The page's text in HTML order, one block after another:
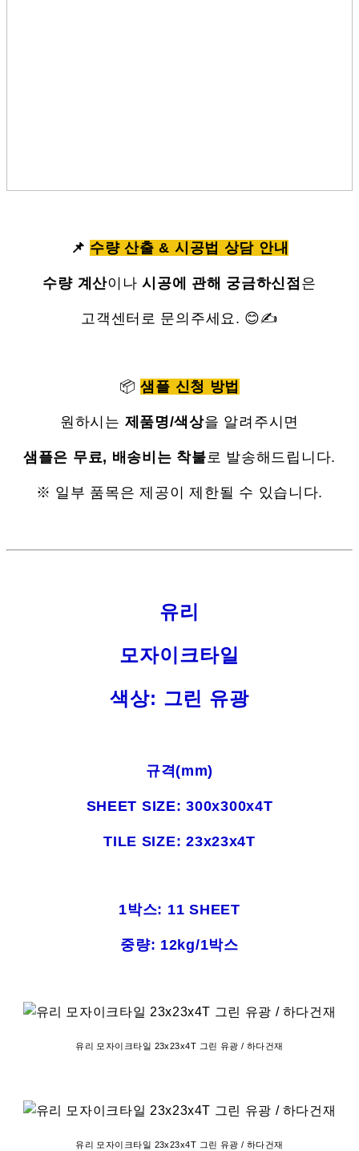
📌 수량 산출 & 시공법 상담 안내
수량 계산이나시공에 관해 궁금하신점 은
고객센터로 문의주세요. 😊✍
📦샘플 신청 방법
원하시는 제품명/색상을 알려주시면
샘플은 무료, 배송비는 착불로 발송해드립니다.
※ 일부 품목은 제공이 제한될 수 있습니다.
유리
모자이크타일
색상: 그린 유광
규격(mm)
SHEET SIZE: 300x300x4T
TILE SIZE: 23x23x4T
1박스: 11 SHEET
중량: 12kg/1박스
유리 모자이크타일 23x23x4T 그린 유광 / 하다건재
유리 모자이크타일 23x23x4T 그린 유광 / 하다건재